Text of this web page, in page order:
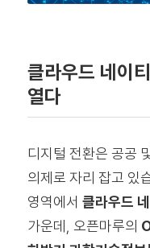
클라우드 네이
열다
디지털 전환은 공공
의제로 자리 잡고 있
영역에서 클라우드
가운데, 오픈마루의